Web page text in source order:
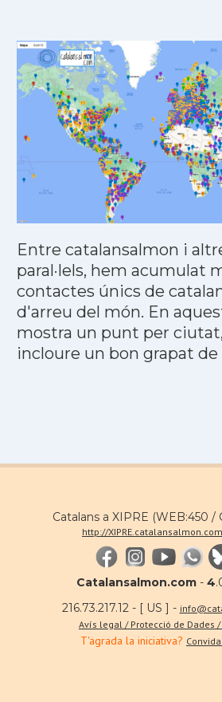
Entre catalansalmon i
paral·lels, hem acumulat
contactes únics de
d'arreu del món. En
mostra un punt per
incloure un bon grapat de
Catalans a XIPRE (WEB:450 /
http://XIPRE.catalansalmon.com
Catalansalmon.com - 4
216.73.217.12 - [ US ] -
Avís legal / Protecció de Dades
T'agrada la iniciativa?